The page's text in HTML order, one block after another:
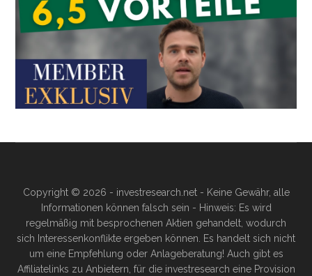
Copyright © 2026 - investresearch.net - Keine Gewähr, alle
Informationen können falsch sein - Hinweis: Es wird
regelmäßig mit besprochenen Aktien gehandelt, wodurch
sich Interessenkonflikte ergeben können. Es handelt sich nicht
um eine Empfehlung oder Anlageberatung! Auch gibt es
Affiliatelinks zu Anbietern, für die investresearch eine Provision